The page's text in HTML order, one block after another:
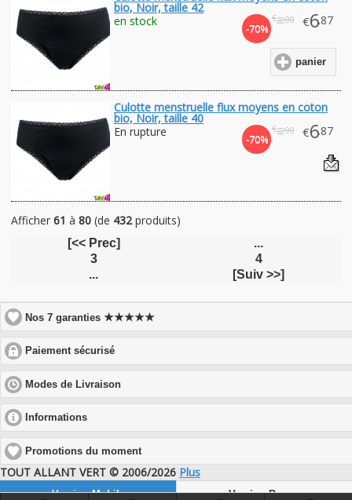
bio, Noir, taille 42
-70%
€22.90 €6.87
en stock
panier
Culotte menstruelle flux moyens en coton
bio, Noir, taille 40
-70%
€22.90 €6.87
En rupture
Afficher 61 à 80 (de 432produits)
[<< Prec]
...
3
4
...
[Suiv >>]
Nos 7 garanties★★★★★
Paiement sécurisé
to
expand
contents
Modes de Livraison
to
Informations
to
expand
contents
Promotions du moment
TOUT ALLANT VERT © 2006/2026 Plus
Version Mobile Version Bureau